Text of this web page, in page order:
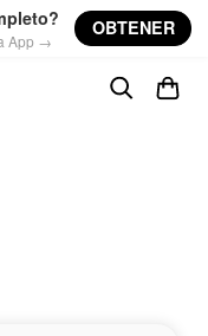
App →
OBTENER